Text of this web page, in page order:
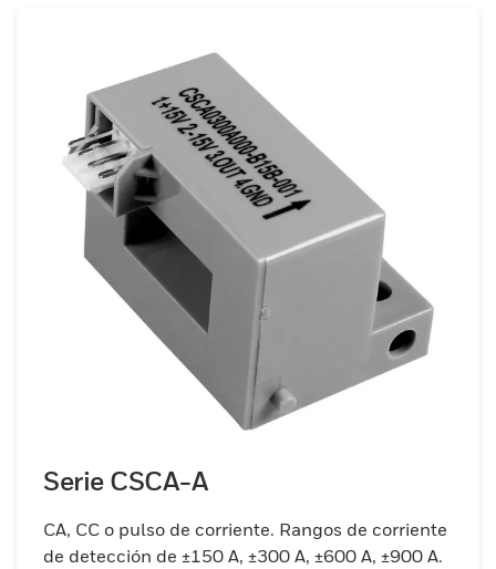
Serie CSCA-A
CA, CC o pulso de corriente. Rangos de corriente
de detección de ±150 A, ±300 A, ±600 A, ±900 A.